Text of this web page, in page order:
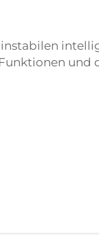
doch
Nutzung